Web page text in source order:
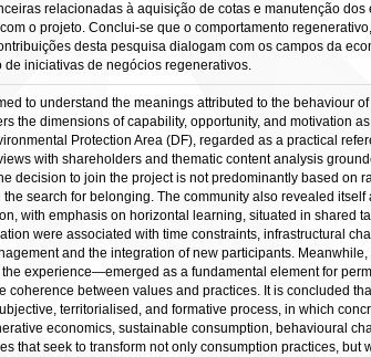
relacionadas à aquisição de cotas e manutenção
o projeto. Conclui-se que o comportamento
desta pesquisa dialogam com os campos da
de iniciativas de negócios regenerativos.
to understand the meanings attributed to the behaviour
the dimensions of capability, opportunity, and motivation
Protection Area (DF), regarded as a practical
with shareholders and thematic content analysis
decision to join the project is not predominantly based on
the search for belonging. The community also revealed
with emphasis on horizontal learning, situated in shared
were associated with time constraints, infrastructural
and the integration of new participants.
experience—emerged as a fundamental element for
coherence between values and practices. It is concluded
territorialised, and formative process, in which
economics, sustainable consumption, behavioural
that seek to transform not only consumption practices, but